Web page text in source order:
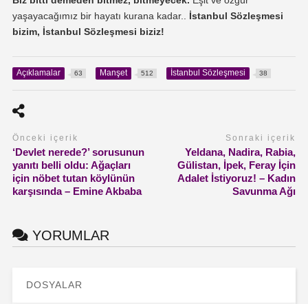
yaşayacağımız bir hayatı kurana kadar.. İstanbul Sözleşmesi
bizim, İstanbul Sözleşmesi biziz!
Açıklamalar 63 Manşet 512 İstanbul Sözleşmesi 38
Önceki içerik
‘Devlet nerede?’ sorusunun
yanıtı belli oldu: Ağaçları
için nöbet tutan köylünün
karşısında – Emine Akbaba
Sonraki içerik
Yeldana, Nadira, Rabia,
Gülistan, İpek, Feray İçin
Adalet İstiyoruz! – Kadın
Savunma Ağı
YORUMLAR
DOSYALAR